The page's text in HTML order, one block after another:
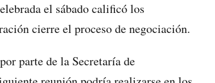
el sábado calificó los
cierre el proceso de negociación.
parte de la Secretaría de